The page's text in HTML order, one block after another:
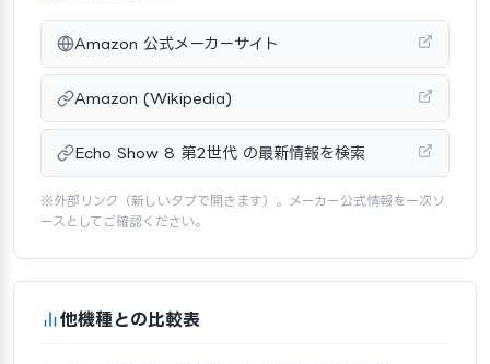
Amazon 公式メーカーサイト
Amazon (Wikipedia)
Echo Show 8 第2世代 の最新情報を検索
※外部リンク（新しいタブで開きます）。メーカー公式情報を一次ソ
ースとしてご確認ください。
他機種との比較表